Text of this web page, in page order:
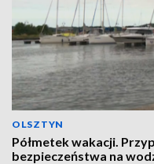
OLSZTYN
Półmetek wakacji.
bezpieczeństwa na